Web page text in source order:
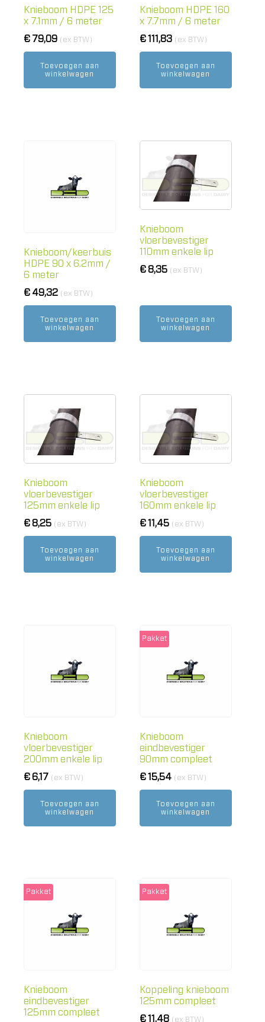
Knieboom HDPE 125
x 7.1mm / 6 meter
€ 79,09 (ex BTW)
Toevoegen aan
winkelwagen
Knieboom HDPE 160
x 7.7mm / 6 meter
€111,83 (ex BTW)
Toevoegen aan
winkelwagen
Knieboom/keerbuis
HDPE 90 x 6.2mm /
6 meter
€ 49,32 (ex BTW)
Toevoegen aan
winkelwagen
Knieboom
vloerbevestiger
110mm enkele lip
€8,35 (ex BTW)
Toevoegen aan
winkelwagen
Knieboom
vloerbevestiger
125mm enkele lip
€8,25 (ex BTW)
Toevoegen aan
winkelwagen
Knieboom
vloerbevestiger
160mm enkele lip
€11,45 (ex BTW)
Toevoegen aan
winkelwagen
Knieboom
vloerbevestiger
200mm enkele lip
€6,17 (ex BTW)
Toevoegen aan
winkelwagen
Knieboom
eindbevestiger
90mm compleet
Pakket
€15,54 (ex BTW)
Toevoegen aan
winkelwagen
Knieboom
eindbevestiger
125mm compleet
Pakket
Koppeling knieboom
125mm compleet
Pakket
€11,48 (ex BTW)